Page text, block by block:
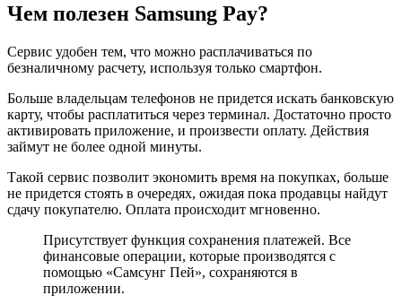
Чем полезен Samsung Pay?
Сервис удобен тем, что можно расплачиваться по
безналичному расчету, используя только смартфон.
Больше владельцам телефонов не придется искать банковскую
карту, чтобы расплатиться через терминал. Достаточно просто
активировать приложение, и произвести оплату. Действия
займут не более одной минуты.
Такой сервис позволит экономить время на покупках, больше
не придется стоять в очередях, ожидая пока продавцы найдут
сдачу покупателю. Оплата происходит мгновенно.
Присутствует функция сохранения платежей. Все
финансовые операции, которые производятся с
помощью «Самсунг Пей», сохраняются в
приложении.